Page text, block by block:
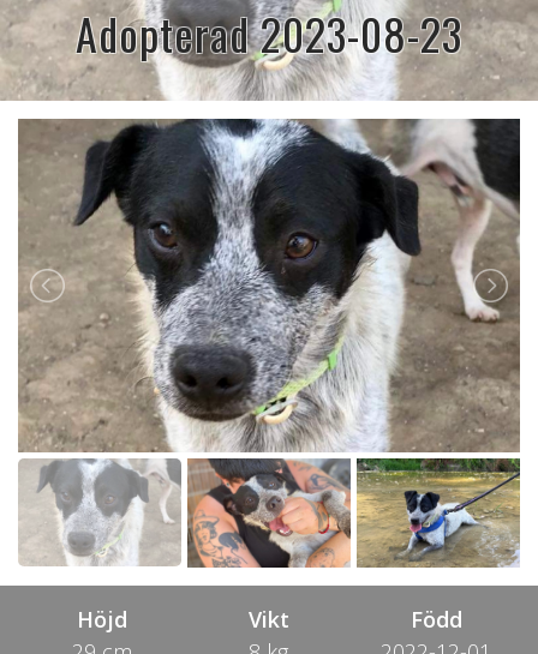
Adopterad 2023-08-23
Höjd
Vikt
Född